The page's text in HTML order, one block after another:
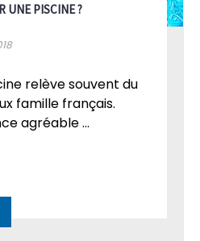
UNE PISCINE ?
relève souvent du
famille français.
agréable ...